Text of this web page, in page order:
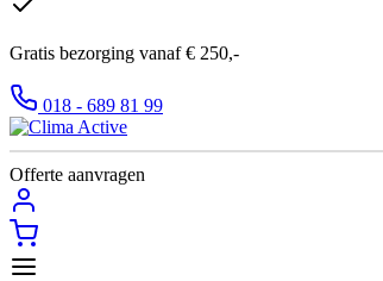
Gratis bezorging vanaf € 250,-
018 - 689 81 99
Offerte aanvragen